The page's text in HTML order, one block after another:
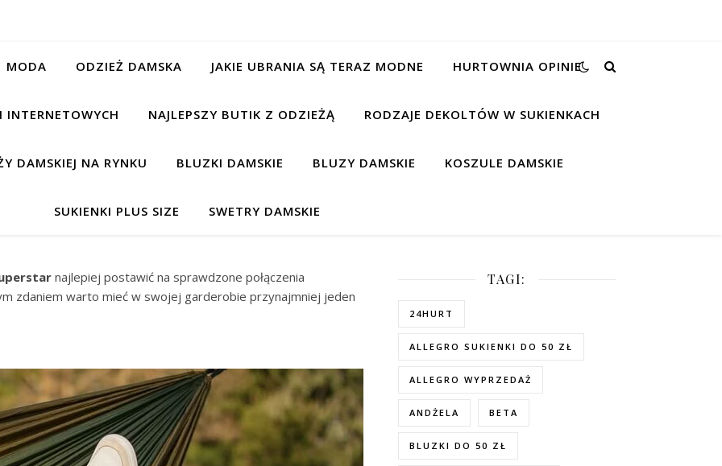
MODA ODZIEŻ DAMSKA JAKIE UBRANIA SĄ TERAZ MODNE HURTOWNIA OPINIE
NAJLEPSZY BUTIK Z ODZIEŻĄ RODZAJE DEKOLTÓW W SUKIENKACH
DAMSKIEJ NA RYNKU BLUZKI DAMSKIE BLUZY DAMSKIE KOSZULE DAMSKIE
SUKIENKI PLUS SIZE SWETRY DAMSKIE
najlepiej postawić na sprawdzone połączenia
zdaniem warto mieć w swojej garderobie przynajmniej jeden
TAGI:
24HURT
ALLEGRO SUKIENKI DO 50 ZŁ
ALLEGRO WYPRZEDAŻ
ANDŻELA BETA
BLUZKI DO 50 ZŁ